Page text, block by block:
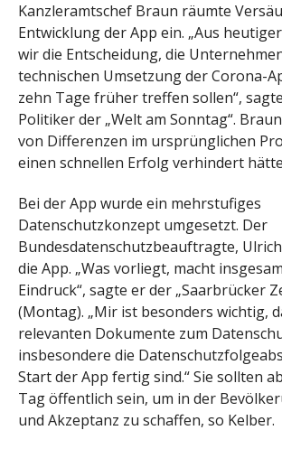
Kanzleramtschef Braun räumte
Entwicklung der App ein. „Aus
wir die Entscheidung, die
technischen Umsetzung der Corona-
zehn Tage früher treffen sollen“,
Politiker der „Welt am Sonntag“.
von Differenzen im ursprünglichen
einen schnellen Erfolg verhindert
Bei der App wurde ein mehrstufiges
Datenschutzkonzept umgesetzt. Der
Bundesdatenschutzbeauftragte,
die App. „Was vorliegt, macht
Eindruck“, sagte er der „Saarbrücker
(Montag). „Mir ist besonders wichtig,
relevanten Dokumente zum
insbesondere die
Start der App fertig sind.“ Sie sollten
Tag öffentlich sein, um in der
und Akzeptanz zu schaffen, so Kelber.